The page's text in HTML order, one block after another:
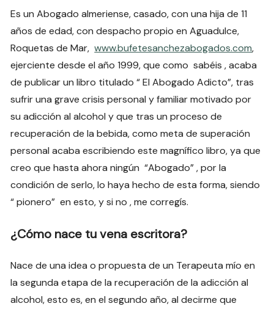
Es un Abogado almeriense, casado, con una hija de 11
años de edad, con despacho propio en Aguadulce,
Roquetas de Mar,www.bufetesanchezabogados.com,
ejerciente desde el año 1999, que como sabéis , acaba
de publicar un libro titulado “ El Abogado Adicto”, tras
sufrir una grave crisis personal y familiar motivado por
su adicción al alcohol y que tras un proceso de
recuperación de la bebida, como meta de superación
personal acaba escribiendo este magnífico libro, ya que
creo que hasta ahora ningún “Abogado” , por la
condición de serlo, lo haya hecho de esta forma, siendo
“ pionero” en esto, y si no , me corregís.
¿Cómo nace tu vena escritora?
Nace de una idea o propuesta de un Terapeuta mío en
la segunda etapa de la recuperación de la adicción al
alcohol, esto es, en el segundo año, al decirme que